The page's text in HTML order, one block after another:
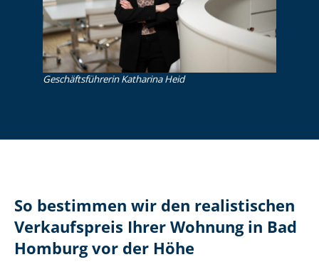
Ge­schäfts­füh­re­rin Katharina Heid
So bestimmen wir den realistischen
Verkaufspreis Ihrer Wohnung in Bad
Homburg vor der Höhe